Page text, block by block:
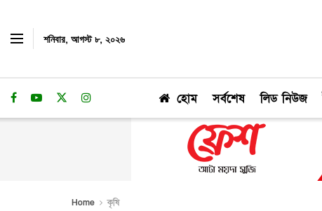
শনিবার, আগস্ট ৮, ২০২৬
হোম সর্বশেষ লিড নিউজ
Home কৃষি